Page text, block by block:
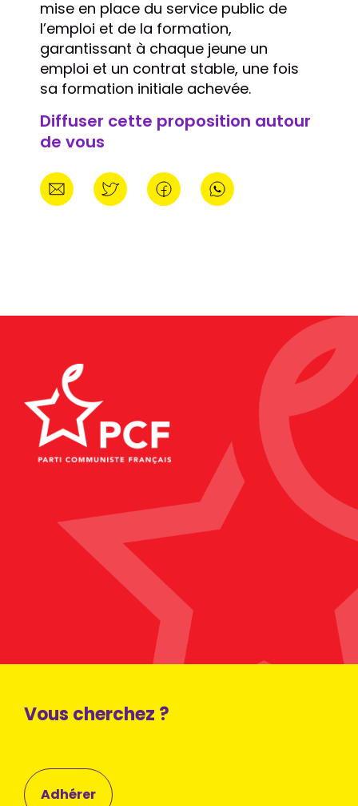
mise en place du service public de
l’emploi et de la formation,
garantissant à chaque jeune un
emploi et un contrat stable, une fois
sa formation initiale achevée.
Diffuser cette proposition autour
de vous
Vous cherchez ?
Adhérer